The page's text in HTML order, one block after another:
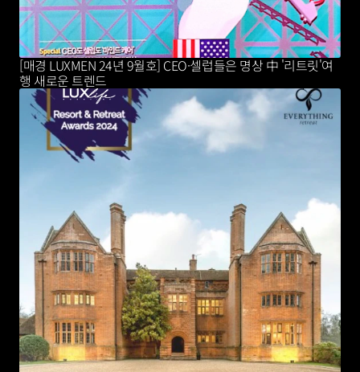
[매경 LUXMEN 24년 9월호] CEO·셀럽들은 명상 中 '리트릿'여
행 새로운 트렌드